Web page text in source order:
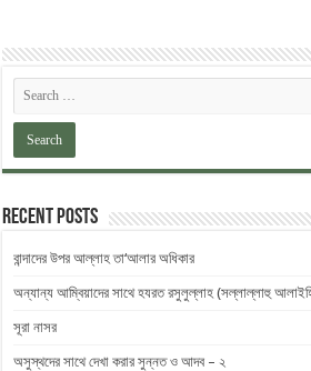
Recent Posts
বান্দাদের উপর আল্লাহ তা‘আলার অধিকার
অন্যান্য আম্বিয়াদের সাথে হযরত রসুলুল্লাহ (সল্লাল্লাহু
সূরা নাসর
অসুস্থদের সাথে দেখা করার সুন্নত ও আদব – ২